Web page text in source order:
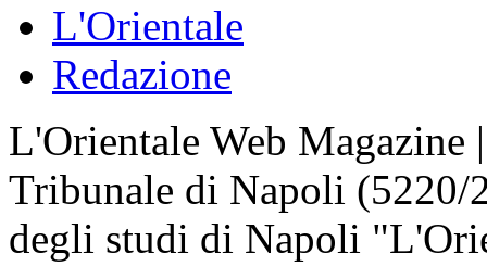
L'Orientale
Redazione
L'Orientale Web Magazine
Tribunale di Napoli
degli studi di Napoli